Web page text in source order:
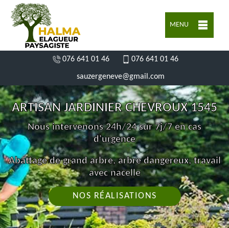
MENU
076 641 01 46 076 641 01 46
sauzergeneve@gmail.com
ARTISAN JARDINIER CHEVROUX 1545
Nous intervenons 24h/24 sur 7j/7 en cas
d'urgence
Abattage de grand arbre, arbre dangereux, travail
avec nacelle
NOS RÉALISATIONS